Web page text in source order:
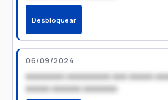
Desbloquear
06/09/2024
xxxxxxxx xxxxxxxxx xxx xxxxx
xxxxx xxxxxx xxxxxxx